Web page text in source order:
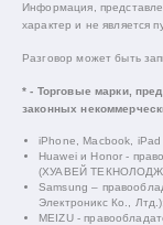
Информация,
характер и не является
Разговор может быть
* - Торговые марки,
законных
iPhone, Macbook,
Huawei и Honor -
(ХУАВЕЙ
Samsung –
Электроникс Ко., Лтд.);
MEIZU -